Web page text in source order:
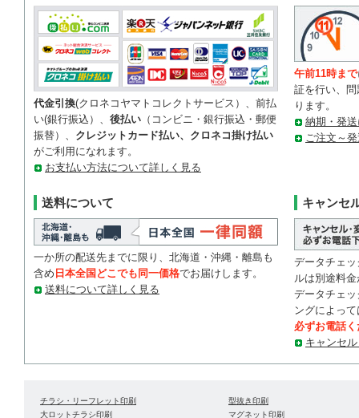
代金引換(クロネコヤマトコレクトサービス）、前払
い(銀行振込）、 後払い （コンビニ・銀行振込・郵便
振替）、 クレジットカード払い、クロネコ掛け払い
がご利用になれます。
お支払い方法について詳しく見る
送料について
一か所の配送先までに限り、北海道・沖縄・離島も
含め 日本全国どこでも同一価格でお届けします。
送料について詳しく見る
午前11時まで
証を行い、
ります。
納期・発
ご注文～
キャンセ
データチェ
ルは別途料
データチェ
ングによっ
必ずお電話
キャンセ
チラシ・リーフレット印刷
大ロットチラシ印刷
型抜き印刷
マグネット印刷